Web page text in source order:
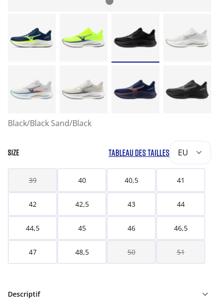
Black/Black Sand/Black
SIZE TABLEAU DES TAILLES EU
39 40 40,5 41
42 42,5 43 44
44,5 45 46 46,5
47 48,5 50 51
Descriptif